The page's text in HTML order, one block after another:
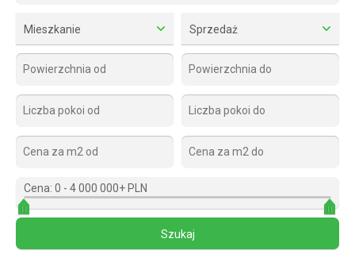
Mieszkanie Sprzedaż
Cena: 0 - 4 000 000+ PLN